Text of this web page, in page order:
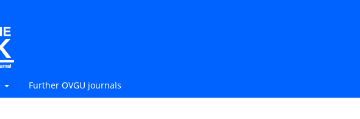
Further OVGU journals